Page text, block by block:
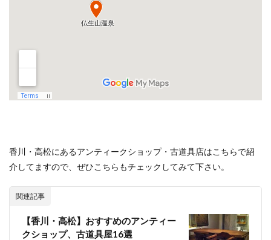
香川・高松にあるアンティークショップ・古道具店はこちらで紹
介してますので、ぜひこちらもチェックしてみて下さい。
関連記事
【香川・高松】おすすめのアンティー
クショップ、古道具屋16選